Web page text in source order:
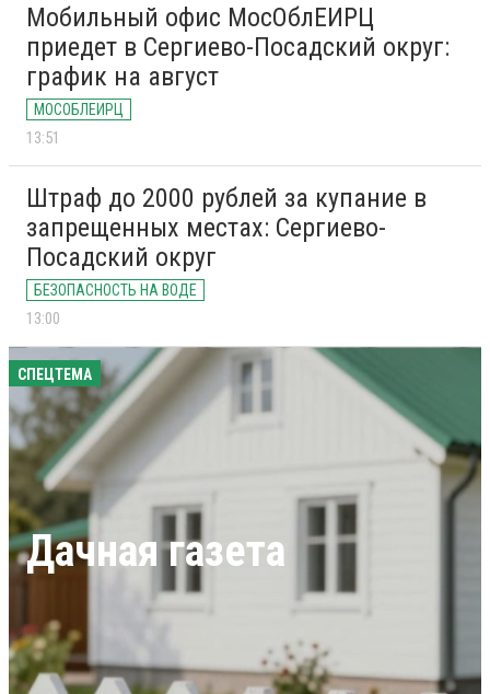
Мобильный офис МосОблЕИРЦ
приедет в Сергиево-Посадский округ:
график на август
МОСОБЛЕИРЦ
13:51
Штраф до 2000 рублей за купание в
запрещенных местах: Сергиево-
Посадский округ
БЕЗОПАСНОСТЬ НА ВОДЕ
13:00
СПЕЦТЕМА
Дачная газета